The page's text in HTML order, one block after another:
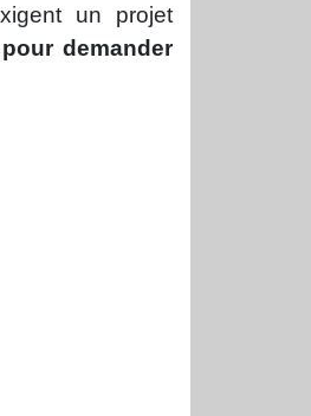
un projet
demander